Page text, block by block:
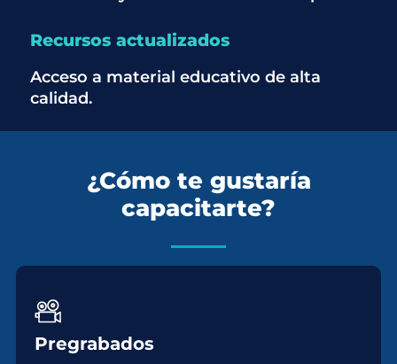
Recursos actualizados
Acceso a material educativo de alta
calidad.
¿Cómo te gustaría
capacitarte?
Pregrabados